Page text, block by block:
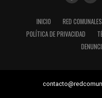
INICIO RED COMUNALES
POLÍTICA DE PRIVACIDAD